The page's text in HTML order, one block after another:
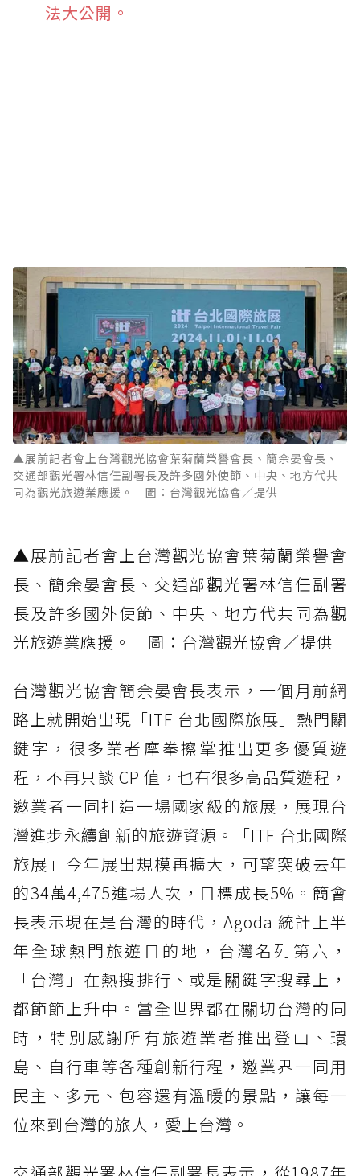
法大公開。
▲展前記者會上台灣觀光協會葉菊蘭榮譽會長、簡余晏會長、
交通部觀光署林信任副署長及許多國外使節、中央、地方代共
同為觀光旅遊業應援。 圖：台灣觀光協會／提供
▲展前記者會上台灣觀光協會葉菊蘭榮譽會
長、簡余晏會長、交通部觀光署林信任副署
長及許多國外使節、中央、地方代共同為觀
光旅遊業應援。 圖：台灣觀光協會／提供
台灣觀光協會簡余晏會長表示，一個月前網
路上就開始出現「ITF 台北國際旅展」熱門關
鍵字，很多業者摩拳擦掌推出更多優質遊
程，不再只談 CP 值，也有很多高品質遊程，
邀業者一同打造一場國家級的旅展，展現台
灣進步永續創新的旅遊資源。「ITF 台北國際
旅展」今年展出規模再擴大，可望突破去年
的34萬4,475進場人次，目標成長5%。簡會
長表示現在是台灣的時代，Agoda 統計上半
年全球熱門旅遊目的地，台灣名列第六，
「台灣」在熱搜排行、或是關鍵字搜尋上，
都節節上升中。當全世界都在關切台灣的同
時，特別感謝所有旅遊業者推出登山、環
島、自行車等各種創新行程，邀業界一同用
民主、多元、包容還有溫暖的景點，讓每一
位來到台灣的旅人，愛上台灣。